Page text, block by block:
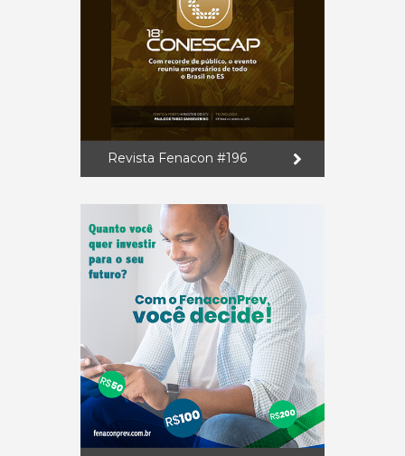
Revista Fenacon #196